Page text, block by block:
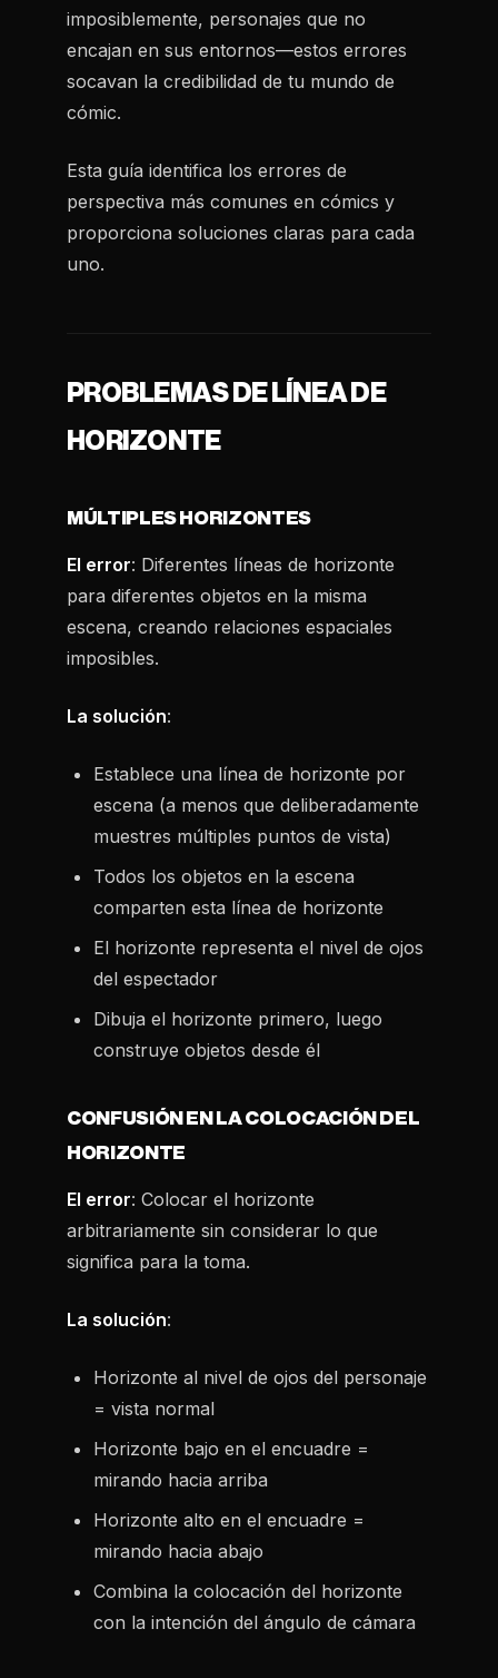
imposiblemente, personajes que no
encajan en sus entornos—estos errores
socavan la credibilidad de tu mundo de
cómic.
Esta guía identifica los errores de
perspectiva más comunes en cómics y
proporciona soluciones claras para cada
uno.
PROBLEMAS DE LÍNEA DE
HORIZONTE
MÚLTIPLES HORIZONTES
El error: Diferentes líneas de horizonte
para diferentes objetos en la misma
escena, creando relaciones espaciales
imposibles.
La solución:
Establece una línea de horizonte por
escena (a menos que deliberadamente
muestres múltiples puntos de vista)
Todos los objetos en la escena
comparten esta línea de horizonte
El horizonte representa el nivel de ojos
del espectador
Dibuja el horizonte primero, luego
construye objetos desde él
CONFUSIÓN EN LA COLOCACIÓN DEL
HORIZONTE
El error: Colocar el horizonte
arbitrariamente sin considerar lo que
significa para la toma.
La solución:
Horizonte al nivel de ojos del personaje
= vista normal
Horizonte bajo en el encuadre =
mirando hacia arriba
Horizonte alto en el encuadre =
mirando hacia abajo
Combina la colocación del horizonte
con la intención del ángulo de cámara